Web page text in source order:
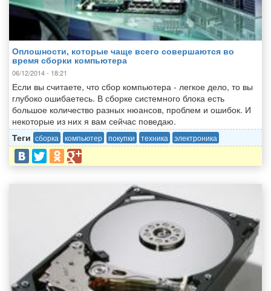
Оплошности, которые чаще всего совершаются во
время сборки компьютера
06/12/2014 - 18:21
Если вы считаете, что сбор компьютера - легкое дело, то вы
глубоко ошибаетесь. В сборке системного блока есть
большое количество разных нюансов, проблем и ошибок. И
некоторые из них я вам сейчас поведаю.
Теги сборка компьютер покупки техника электроника